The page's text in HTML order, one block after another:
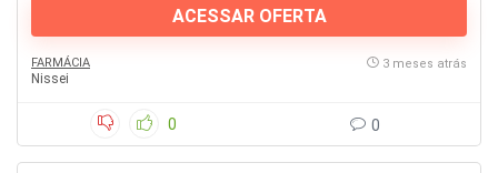
ACESSAR OFERTA
FARMÁCIA
Nissei
3 meses atrás
0 0